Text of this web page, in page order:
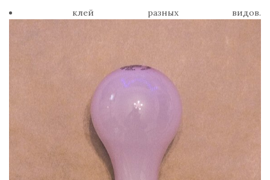
клей разных видов.